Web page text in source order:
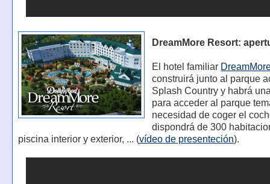
DreamMore Resort:
El hotel familiar
construirá junto al parque
Splash Country y habrá
para acceder al parque
necesidad de coger el
dispondrá de 300
piscina interior y exterior, ... (vídeo de presenteción).